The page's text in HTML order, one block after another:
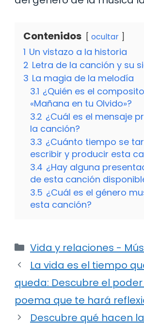
Contenidos ocultar
1 Un vistazo a la historia
2 Letra de la canción y su
3 La magia de la melodía
3.1 ¿Quién es el
«Mañana en tu Olvido»?
3.2 ¿Cuál es el mensaje
la canción?
3.3 ¿Cuánto tiempo se
escribir y producir esta
3.4 ¿Hay alguna
de esta canción
3.5 ¿Cuál es el género
esta canción?
Categorías
Vida y relaciones -
La vida es el tiempo
queda: Descubre el
poema que te hará
Descubre qué hacen